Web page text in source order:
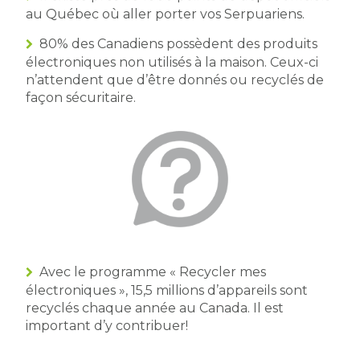
au Québec où aller porter vos Serpuariens.
80% des Canadiens possèdent des produits
électroniques non utilisés à la maison. Ceux-ci
n’attendent que d’être donnés ou recyclés de
façon sécuritaire.
Avec le programme « Recycler mes
électroniques », 15,5 millions d’appareils sont
recyclés chaque année au Canada. Il est
important d’y contribuer!